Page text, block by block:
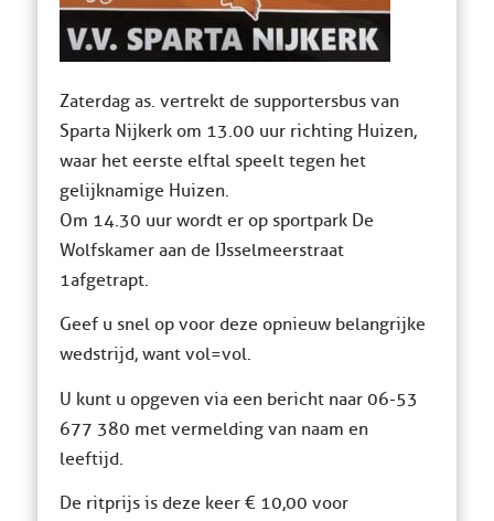
Zaterdag as. vertrekt de supportersbus van
Sparta Nijkerk om 13.00 uur richting Huizen,
waar het eerste elftal speelt tegen het
gelijknamige Huizen.
Om 14.30 uur wordt er op sportpark De
Wolfskamer aan de IJsselmeerstraat
1afgetrapt.
Geef u snel op voor deze opnieuw belangrijke
wedstrijd, want vol=vol.
U kunt u opgeven via een bericht naar 06-53
677 380 met vermelding van naam en
leeftijd.
De ritprijs is deze keer € 10,00 voor